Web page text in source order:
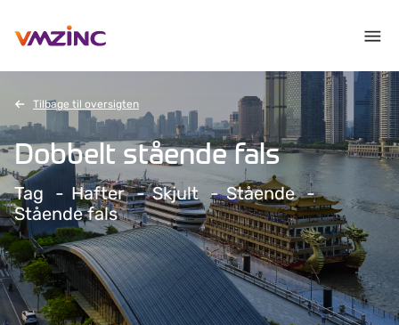
Tilbage til oversigten
Dobbelt stående fals
Tag Hafter Skjult
Stående
Stående fals